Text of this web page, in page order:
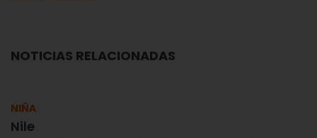
NOTICIAS RELACIONADAS
NIÑA
Nile